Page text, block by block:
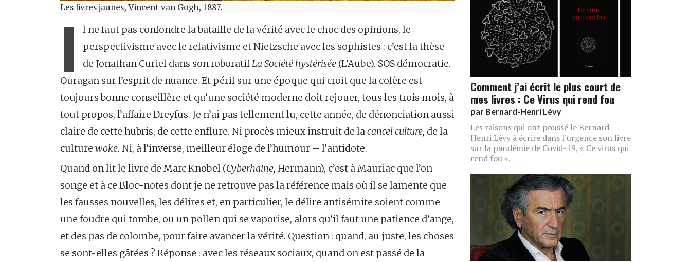
Les livres jaunes, Vincent van Gogh, 1887.
I
l ne faut pas confondre la bataille de la vérité avec le choc des opinions, le
perspectivisme avec le relativisme et Nietzsche avec les sophistes : c’est la thèse
de Jonathan Curiel dans son roboratifLa Société hystérisée (L’Aube). SOS démocratie.
Ouragan sur l’esprit de nuance. Et péril sur une époque qui croit que la colère est
toujours bonne conseillère et qu’une société moderne doit rejouer, tous les trois mois, à
tout propos, l’affaire Dreyfus. Je n’ai pas tellement lu, cette année, de dénonciation aussi
claire de cette hubris, de cette enflure. Ni procès mieux instruit de lacancel culture, de la
culture woke. Ni, à l’inverse, meilleur éloge de l’humour – l’antidote.
Quand on lit le livre de Marc Knobel (Cyberhaine, Hermann), c’est à Mauriac que l’on
songe et à ce Bloc-notes dont je ne retrouve pas la référence mais où il se lamente que
les fausses nouvelles, les délires et, en particulier, le délire antisémite soient comme
une foudre qui tombe, ou un pollen qui se vaporise, alors qu’il faut une patience d’ange,
et des pas de colombe, pour faire avancer la vérité. Question : quand, au juste, les choses
se sont-elles gâtées ? Réponse : avec les réseaux sociaux, quand on est passé de la
Comment j’ai écrit le plus court de
mes livres : Ce Virus qui rend fou
par Bernard-Henri Lévy
Les raisons qui ont poussé le Bernard-
Henri Lévy à écrire dans l'urgence son livre
sur la pandémie de Covid-19, « Ce virus qui
rend fou ».